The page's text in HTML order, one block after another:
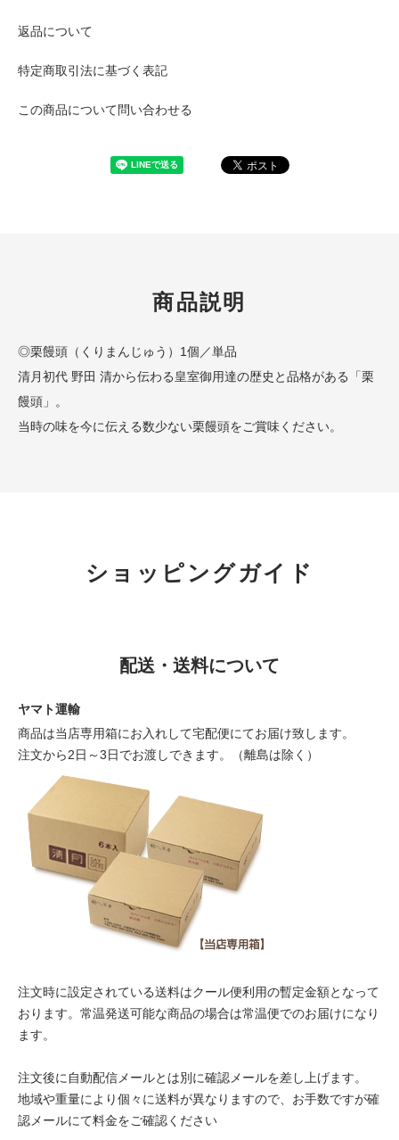
返品について
特定商取引法に基づく表記
この商品について問い合わせる
商品説明
◎栗饅頭（くりまんじゅう）1個／単品
清月初代 野田 清から伝わる皇室御用達の歴史と品格がある「栗
饅頭」。
当時の味を今に伝える数少ない栗饅頭をご賞味ください。
ショッピングガイド
配送・送料について
ヤマト運輸
商品は当店専用箱にお入れして宅配便にてお届け致します。
注文から2日～3日でお渡しできます。（離島は除く）
注文時に設定されている送料はクール便利用の暫定金額となって
おります。常温発送可能な商品の場合は常温便でのお届けになり
ます。
注文後に自動配信メールとは別に確認メールを差し上げます。
地域や重量により個々に送料が異なりますので、お手数ですが確
認メールにて料金をご確認ください